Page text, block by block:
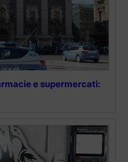
e supermercati: